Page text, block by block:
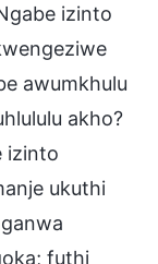
izinto
awumkhulu
akho?
izinto
ukuthi
futhi